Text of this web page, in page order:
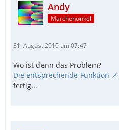
Andy
Märchenonkel
31. August 2010 um 07:47
Wo ist denn das Problem?
Die entsprechende Funktion
fertig...